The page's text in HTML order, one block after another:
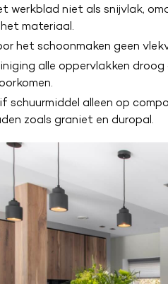
werkblad niet als snijvlak,
materiaal.
het schoonmaken geen
alle oppervlakken
schuurmiddel alleen op
zoals graniet en duropal.